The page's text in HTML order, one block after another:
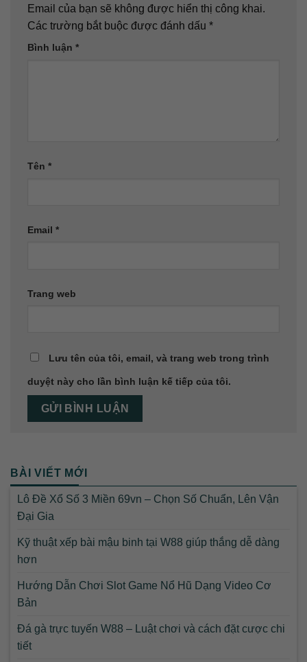
Email của bạn sẽ không được hiển thị công khai.
Các trường bắt buộc được đánh dấu *
Bình luận *
Tên *
Email *
Trang web
Lưu tên của tôi, email, và trang web trong trình
duyệt này cho lần bình luận kế tiếp của tôi.
BÀI VIẾT MỚI
Lô Đề Xổ Số 3 Miền 69vn – Chọn Số Chuẩn, Lên Vận
Đại Gia
Kỹ thuật xếp bài mậu binh tại W88 giúp thắng dễ dàng
hơn
Hướng Dẫn Chơi Slot Game Nổ Hũ Dạng Video Cơ
Bản
Đá gà trực tuyến W88 – Luật chơi và cách đặt cược chi
tiết